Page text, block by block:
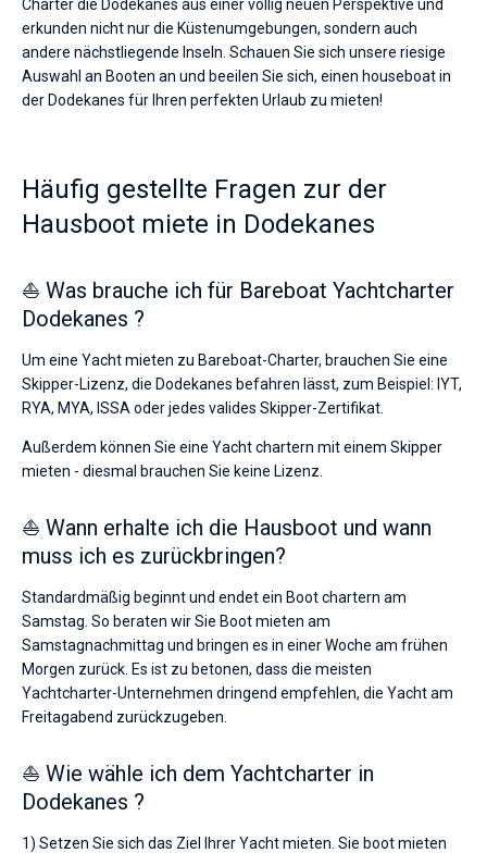
Charter die Dodekanes aus einer völlig neuen Perspektive und
erkunden nicht nur die Küstenumgebungen, sondern auch
andere nächstliegende Inseln. Schauen Sie sich unsere riesige
Auswahl an Booten an und beeilen Sie sich, einen houseboat in
der Dodekanes für Ihren perfekten Urlaub zu mieten!
Häufig gestellte Fragen zur der
Hausboot miete in Dodekanes
⛵ Was brauche ich für Bareboat Yachtcharter
Dodekanes ?
Um eine Yacht mieten zu Bareboat-Charter, brauchen Sie eine
Skipper-Lizenz, die Dodekanes befahren lässt, zum Beispiel: IYT,
RYA, MYA, ISSA oder jedes valides Skipper-Zertifikat.
Außerdem können Sie eine Yacht chartern mit einem Skipper
mieten - diesmal brauchen Sie keine Lizenz.
⛵ Wann erhalte ich die Hausboot und wann
muss ich es zurückbringen?
Standardmäßig beginnt und endet ein Boot chartern am
Samstag. So beraten wir Sie Boot mieten am
Samstagnachmittag und bringen es in einer Woche am frühen
Morgen zurück. Es ist zu betonen, dass die meisten
Yachtcharter-Unternehmen dringend empfehlen, die Yacht am
Freitagabend zurückzugeben.
⛵ Wie wähle ich dem Yachtcharter in
Dodekanes ?
1) Setzen Sie sich das Ziel Ihrer Yacht mieten. Sie boot mieten